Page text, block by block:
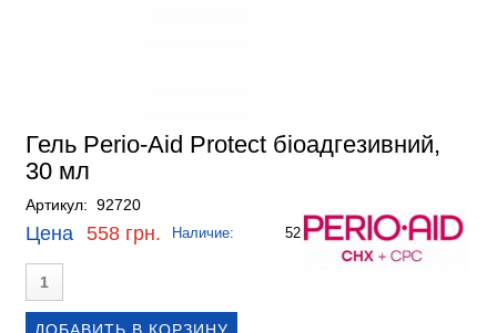
Гель Perio-Aid Protect біоадгезивний,
30 мл
Артикул: 92720
Цена 558 грн. Наличие: 52